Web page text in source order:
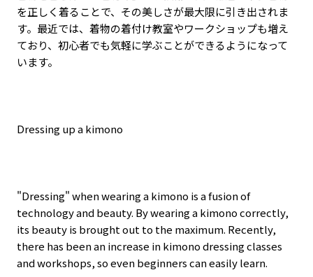
を正しく着ることで、その美しさが最大限に引き出されま
す。最近では、着物の着付け教室やワークショップも増え
ており、初心者でも気軽に学ぶことができるようになって
います。
Dressing up a kimono
"Dressing" when wearing a kimono is a fusion of
technology and beauty. By wearing a kimono correctly,
its beauty is brought out to the maximum. Recently,
there has been an increase in kimono dressing classes
and workshops, so even beginners can easily learn.